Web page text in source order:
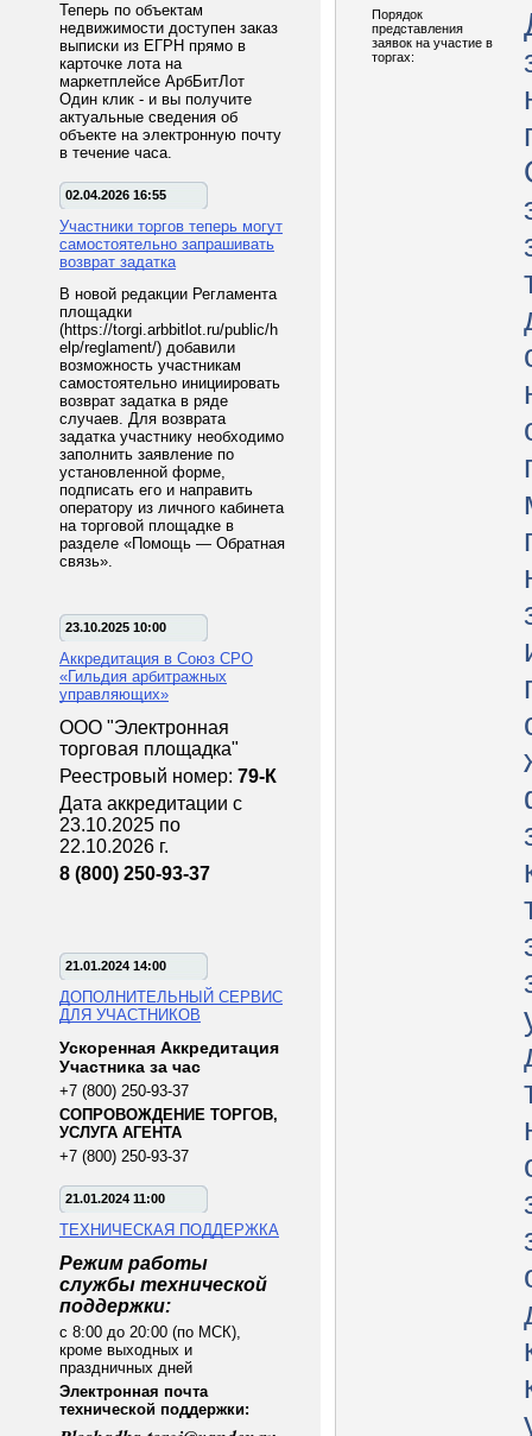
Теперь по объектам
недвижимости доступен заказ
выписки из ЕГРН прямо в
карточке лота на
маркетплейсе АрбБитЛот
Один клик - и вы получите
актуальные сведения об
объекте на электронную почту
в течение часа.
02.04.2026 16:55
Участники торгов теперь могут
самостоятельно запрашивать
возврат задатка
В новой редакции Регламента
площадки
(https://torgi.arbbitlot.ru/public/h
elp/reglament/) добавили
возможность участникам
самостоятельно инициировать
возврат задатка в ряде
случаев. Для возврата
задатка участнику необходимо
заполнить заявление по
установленной форме,
подписать его и направить
оператору из личного кабинета
на торговой площадке в
разделе «Помощь — Обратная
связь».
23.10.2025 10:00
Аккредитация в Союз СРО
«Гильдия арбитражных
управляющих»
ООО "Электронная
торговая площадка"
Реестровый номер: 79-К
Дата аккредитации с
23.10.2025 по
22.10.2026 г.
8 (800) 250-93-37
21.01.2024 14:00
ДОПОЛНИТЕЛЬНЫЙ СЕРВИС
ДЛЯ УЧАСТНИКОВ
Ускоренная Аккредитация
Участника за час
+7 (800) 250-93-37
СОПРОВОЖДЕНИЕ ТОРГОВ,
УСЛУГА АГЕНТА
+7 (800) 250-93-37
21.01.2024 11:00
ТЕХНИЧЕСКАЯ ПОДДЕРЖКА
Режим работы
службы технической
поддержки:
с 8:00 до 20:00 (по МСК),
кроме выходных и
праздничных дней
Электронная почта
технической поддержки:
Порядок
представления
заявок на участие в
торгах: